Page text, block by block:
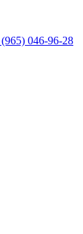
046-96-28